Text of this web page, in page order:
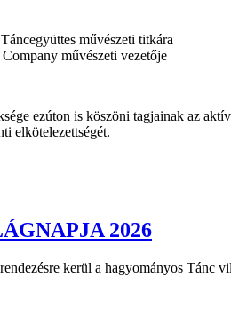
művészeti titkára
művészeti vezetője
ezúton is köszöni tagjainak az
elkötelezettségét.
2026
kerül a hagyományos Tánc